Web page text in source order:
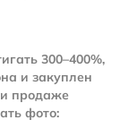
300–400%,
и закуплен
продаже
фото: